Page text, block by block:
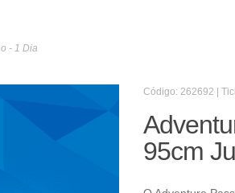
- 1 Dia
Código: 262692 |
95cm